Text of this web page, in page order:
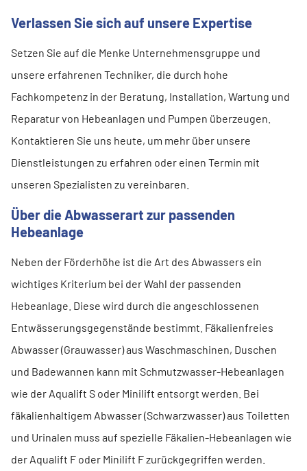
Verlassen Sie sich auf unsere Expertise
Setzen Sie auf die Menke Unternehmensgruppe und
unsere erfahrenen Techniker, die durch hohe
Fachkompetenz in der Beratung, Installation, Wartung und
Reparatur von Hebeanlagen und Pumpen überzeugen.
Kontaktieren Sie uns heute, um mehr über unsere
Dienstleistungen zu erfahren oder einen Termin mit
unseren Spezialisten zu vereinbaren.
Über die Abwasserart zur passenden
Hebeanlage
Neben der Förderhöhe ist die Art des Abwassers ein
wichtiges Kriterium bei der Wahl der passenden
Hebeanlage. Diese wird durch die angeschlossenen
Entwässerungsgegenstände bestimmt. Fäkalienfreies
Abwasser (Grauwasser) aus Waschmaschinen, Duschen
und Badewannen kann mit Schmutzwasser-Hebeanlagen
wie der Aqualift S oder Minilift entsorgt werden. Bei
fäkalienhaltigem Abwasser (Schwarzwasser) aus Toiletten
und Urinalen muss auf spezielle Fäkalien-Hebeanlagen wie
der Aqualift F oder Minilift F zurückgegriffen werden.